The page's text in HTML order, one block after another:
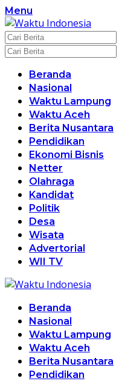
Langsung
ke
konten
Menu
Beranda
Nasional
Waktu Lampung
Waktu Aceh
Berita Nusantara
Pendidikan
Ekonomi Bisnis
Netter
Olahraga
Kandidat
Politik
Desa
Wisata
Advertorial
WII TV
Beranda
Nasional
Waktu Lampung
Waktu Aceh
Berita Nusantara
Pendidikan